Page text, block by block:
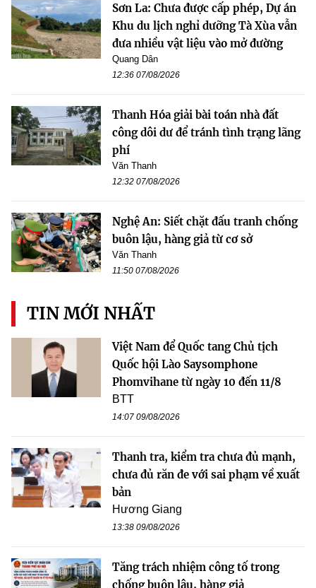
Sơn La: Chưa được cấp phép, Dự án
Khu du lịch nghỉ dưỡng Tà Xùa vẫn
đưa nhiều vật liệu vào mở đường
Quang Dân
12:36 07/08/2026
Thanh Hóa giải bài toán nhà đất
công dôi dư để tránh tình trạng lãng
phí
Văn Thanh
12:32 07/08/2026
Nghệ An: Siết chặt đấu tranh chống
buôn lậu, hàng giả từ cơ sở
Văn Thanh
11:50 07/08/2026
TIN MỚI NHẤT
Việt Nam để Quốc tang Chủ tịch
Quốc hội Lào Saysomphone
Phomvihane từ ngày 10 đến 11/8
BTT
14:07 09/08/2026
Thanh tra, kiểm tra chưa đủ mạnh,
chưa đủ răn đe với sai phạm về xuất
bản
Hương Giang
13:38 09/08/2026
Tăng trách nhiệm công tố trong
chống buôn lậu, hàng giả